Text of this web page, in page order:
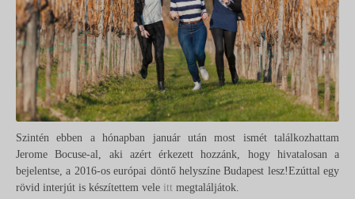
Szintén ebben a hónapban január után most ismét találkozhattam
Jerome Bocuse-al, aki azért érkezett hozzánk, hogy hivatalosan a
bejelentse, a 2016-os európai döntő helyszíne Budapest lesz!Ezúttal egy
rövid interjút is készítettem vele itt megtaláljátok.